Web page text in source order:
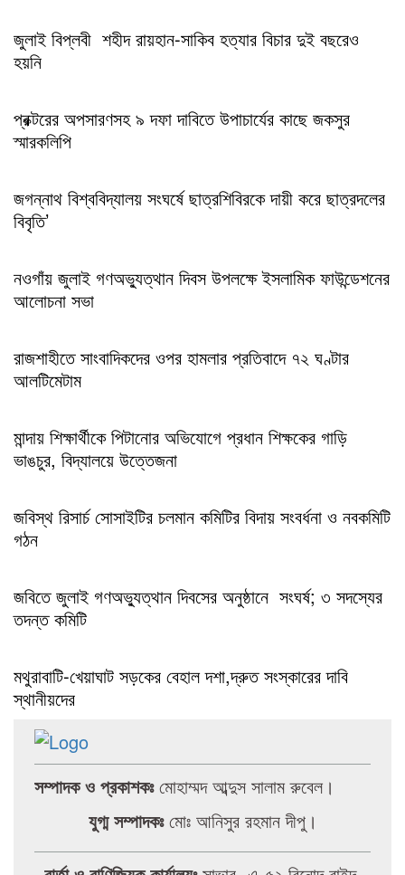
জুলাই বিপ্লবী শহীদ রায়হান-সাকিব হত্যার বিচার দুই বছরেও
হয়নি
প্রক্টরের অপসারণসহ ৯ দফা দাবিতে উপাচার্যের কাছে জকসুর
স্মারকলিপি
জগন্নাথ বিশ্ববিদ্যালয় সংঘর্ষে ছাত্রশিবিরকে দায়ী করে ছাত্রদলের
বিবৃতি’
নওগাঁয় জুলাই গণঅভ্যুত্থান দিবস উপলক্ষে ইসলামিক ফাউন্ডেশনের
আলোচনা সভা
রাজশাহীতে সাংবাদিকদের ওপর হামলার প্রতিবাদে ৭২ ঘণ্টার
আলটিমেটাম
মান্দায় শিক্ষার্থীকে পিটানোর অভিযোগে প্রধান শিক্ষকের গাড়ি
ভাঙচুর, বিদ্যালয়ে উত্তেজনা
জবিস্থ রিসার্চ সোসাইটির চলমান কমিটির বিদায় সংবর্ধনা ও নবকমিটি
গঠন
জবিতে জুলাই গণঅভ্যুত্থান দিবসের অনুষ্ঠানে সংঘর্ষ; ৩ সদস্যের
তদন্ত কমিটি
মথুরাবাটি-খেয়াঘাট সড়কের বেহাল দশা,দ্রুত সংস্কারের দাবি
স্থানীয়দের
সম্পাদক ও প্রকাশকঃমোহাম্মদ আব্দুস সালাম রুবেল।
যুগ্ম সম্পাদকঃমোঃ আনিসুর রহমান দীপু।